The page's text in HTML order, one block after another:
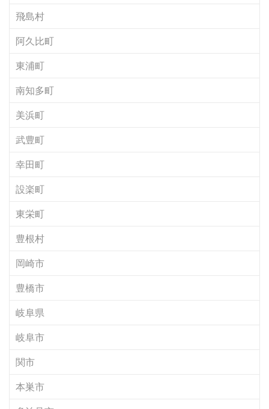
飛島村
阿久比町
東浦町
南知多町
美浜町
武豊町
幸田町
設楽町
東栄町
豊根村
岡崎市
豊橋市
岐阜県
岐阜市
関市
本巣市